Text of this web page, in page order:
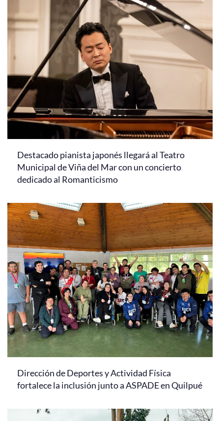
Destacado pianista japonés llegará al Teatro
Municipal de Viña del Mar con un concierto
dedicado al Romanticismo
Dirección de Deportes y Actividad Física
fortalece la inclusión junto a ASPADE en Quilpué